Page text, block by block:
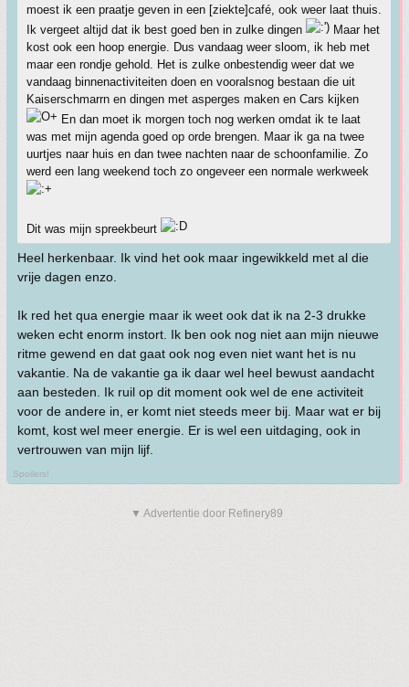
moest ik een praatje geven in een [ziekte]café, ook weer laat thuis.
Ik vergeet altijd dat ik best goed ben in zulke dingen
Maar het
kost ook een hoop energie. Dus vandaag weer sloom, ik heb met
maar een rondje gehold. Het is zulke onbestendig weer dat we
vandaag binnenactiviteiten doen en vooralsnog bestaan die uit
Kaiserschmarrn en dingen met asperges maken en Cars kijken
En dan moet ik morgen toch nog werken omdat ik te laat
was met mijn agenda goed op orde brengen. Maar ik ga na twee
uurtjes naar huis en dan twee nachten naar de schoonfamilie. Zo
werd een lang weekend toch zo ongeveer een normale werkweek
Dit was mijn spreekbeurt
Heel herkenbaar. Ik vind het ook maar ingewikkeld met al die
vrije dagen enzo.
Ik red het qua energie maar ik weet ook dat ik na 2-3 drukke
weken echt enorm instort. Ik ben ook nog niet aan mijn nieuwe
ritme gewend en dat gaat ook nog even niet want het is nu
vakantie. Na de vakantie ga ik daar wel heel bewust aandacht
aan besteden. Ik ruil op dit moment ook wel de ene activiteit
voor de andere in, er komt niet steeds meer bij. Maar wat er bij
komt, kost wel meer energie. Er is wel een uitdaging, ook in
vertrouwen van mijn lijf.
Spoilers!
▼ Advertentie door Refinery89